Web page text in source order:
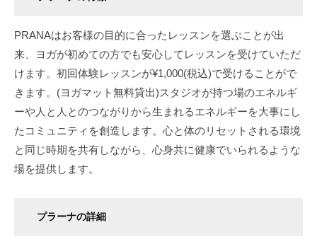
PRANAはお客様の目的に合ったレッスンを選ぶことが出
来、ヨガが初めての方でも安心してレッスンを受けていただ
けます。初回体験レッスンが¥1,000(税込)で受けることがで
きます。(ヨガマット無料貸出)スタジオが持つ場のエネルギ
ーや人と人とのつながりから生まれるエネルギーを大事にし
たコミュニティを創造します。心と体のリセットされる環境
と同じ時期を共有しながら、心身共に健康でいられるような
場を提供します。
プラーナの詳細